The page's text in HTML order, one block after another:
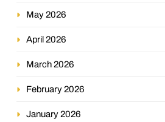
May 2026
April 2026
March 2026
February 2026
January 2026